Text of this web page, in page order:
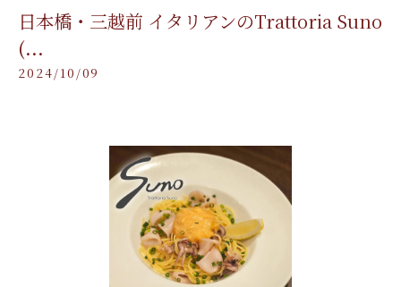
日本橋・三越前 イタリアンのTrattoria Suno
(...
2024/10/09